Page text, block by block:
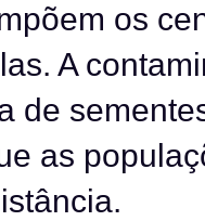
os
A
de
as